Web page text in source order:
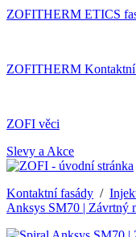
ZOFITHERM ETICS
ZOFITHERM Kontaktní
ZOFI věci
Slevy a Akce
Kontaktní fasády /
Anksys SM70 | Závrtný